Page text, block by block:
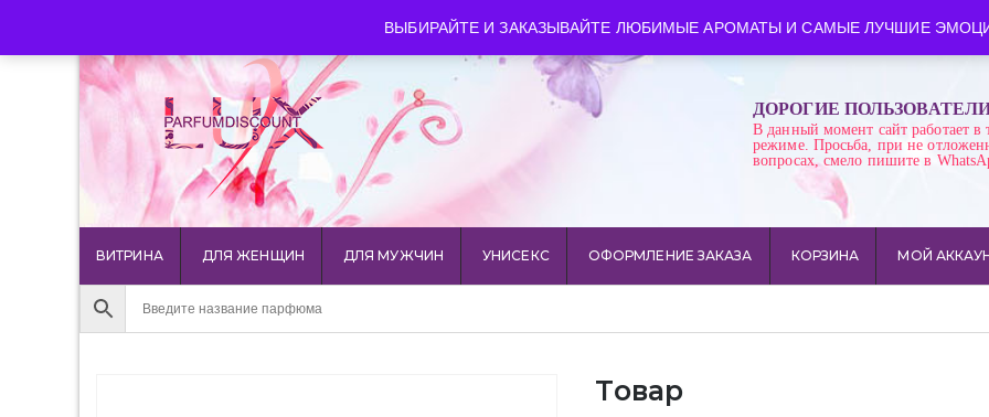
ВЫБИРАЙТЕ И ЗАКАЗЫВАЙТЕ ЛЮБИМЫЕ АРОМАТЫ И САМЫЕ ЛУЧШИЕ
+7 903 544 11 18 г. Москва Время работы: пн-сб 10:00-21:00
ДОРОГИЕ
В данный момент сайт работает в
режиме. Просьба, при не
вопросах, смело пишите в
ВИТРИНА ДЛЯ ЖЕНЩИН ДЛЯ МУЖЧИН УНИСЕКС ОФОРМЛЕНИЕ ЗАКАЗА КОРЗИНА МОЙ
Товар